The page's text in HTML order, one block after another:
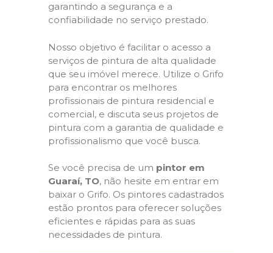
garantindo a segurança e a
confiabilidade no serviço prestado.
Nosso objetivo é facilitar o acesso a
serviços de pintura de alta qualidade
que seu imóvel merece. Utilize o Grifo
para encontrar os melhores
profissionais de pintura residencial e
comercial, e discuta seus projetos de
pintura com a garantia de qualidade e
profissionalismo que você busca.
Se você precisa de um pintor em
Guaraí, TO, não hesite em entrar em
baixar o Grifo. Os pintores cadastrados
estão prontos para oferecer soluções
eficientes e rápidas para as suas
necessidades de pintura.